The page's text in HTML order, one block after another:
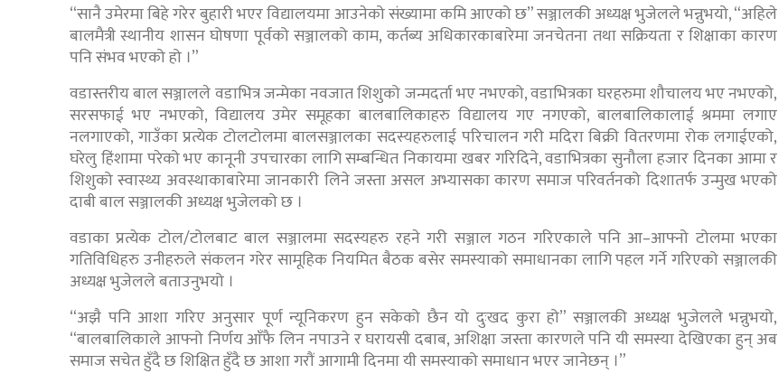
“सानै उमेरमा बिहे गरेर बुहारी भएर विद्यालयमा आउनेको संख्यामा कमि आएको छ” सञ्जालकी अध्यक्ष भुजेलले भन्नुभयो, “अहिले
बालमैत्री स्थानीय शासन घोषणा पूर्वको सञ्जालको काम, कर्तब्य अधिकारकाबारेमा जनचेतना तथा सक्रियता र शिक्षाका कारण
पनि संभव भएको हो ।”
वडास्तरीय बाल सञ्जालले वडाभित्र जन्मेका नवजात शिशुको जन्मदर्ता भए नभएको, वडाभित्रका घरहरुमा शौचालय भए नभएको,
सरसफाई भए नभएको, विद्यालय उमेर समूहका बालबालिकाहरु विद्यालय गए नगएको, बालबालिकालाई श्रममा लगाए
नलगाएको, गाउँका प्रत्येक टोलटोलमा बालसञ्जालका सदस्यहरुलाई परिचालन गरी मदिरा बिक्री वितरणमा रोक लगाईएको,
घरेलु हिंशामा परेको भए कानूनी उपचारका लागि सम्बन्धित निकायमा खबर गरिदिने, वडाभित्रका सुनौला हजार दिनका आमा र
शिशुको स्वास्थ्य अवस्थाकाबारेमा जानकारी लिने जस्ता असल अभ्यासका कारण समाज परिवर्तनको दिशातर्फ उन्मुख भएको
दाबी बाल सञ्जालकी अध्यक्ष भुजेलको छ ।
वडाका प्रत्येक टोल/टोलबाट बाल सञ्जालमा सदस्यहरु रहने गरी सञ्जाल गठन गरिएकाले पनि आ–आफ्नो टोलमा भएका
गतिविधिहरु उनीहरुले संकलन गरेर सामूहिक नियमित बैठक बसेर समस्याको समाधानका लागि पहल गर्ने गरिएको सञ्जालकी
अध्यक्ष भुजेलले बताउनुभयो ।
“अझै पनि आशा गरिए अनुसार पूर्ण न्यूनिकरण हुन सकेको छैन यो दुःखद कुरा हो” सञ्जालकी अध्यक्ष भुजेलले भन्नुभयो,
“बालबालिकाले आफ्नो निर्णय आँफै लिन नपाउने र घरायसी दबाब, अशिक्षा जस्ता कारणले पनि यी समस्या देखिएका हुन् अब
समाज सचेत हुँदै छ शिक्षित हुँदै छ आशा गरौं आगामी दिनमा यी समस्याको समाधान भएर जानेछन् ।”